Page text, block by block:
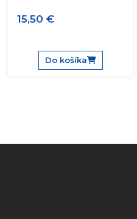
15,50 €
Do košíka